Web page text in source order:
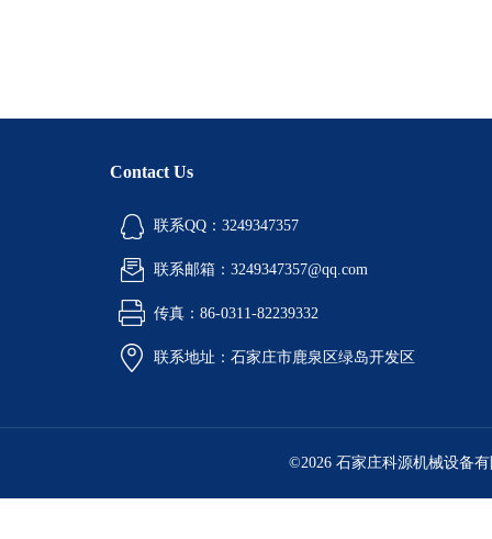
Contact Us
联系QQ：3249347357
联系邮箱：3249347357@qq.com
传真：86-0311-82239332
联系地址：石家庄市鹿泉区绿岛开发区
©2026 石家庄科源机械设备